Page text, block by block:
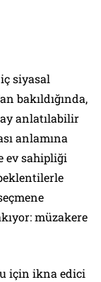
siyasal
bakıldığında,
anlatılabilir
anlamına
ev sahipliği
müzakere
için ikna edici